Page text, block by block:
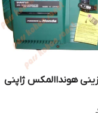
هونداالمکس ژاپنی